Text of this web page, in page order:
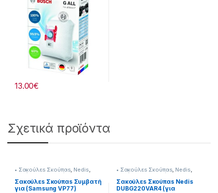
13.00€
Σχετικά προϊόντα
• Σακούλεs Σκούπαs Nedis
Σκούπισμα & Καθάρισμα
Σακούλεs Σκούπαs Συμβατή
για (Samsung VP77)
• Σακούλεs Σκούπαs Nedis
Σκούπισμα & Καθάρισμα
Σακούλεs Σκούπαs Nedis
DUBG220VAR4 (για